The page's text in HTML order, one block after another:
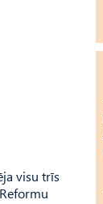
visu trīs